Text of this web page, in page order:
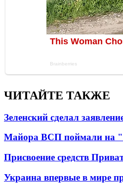
ЧИТАЙТЕ ТАКЖЕ
Зеленский сделал
Майора ВСП поймали на
Присвоение средств
Украина впервые в мире